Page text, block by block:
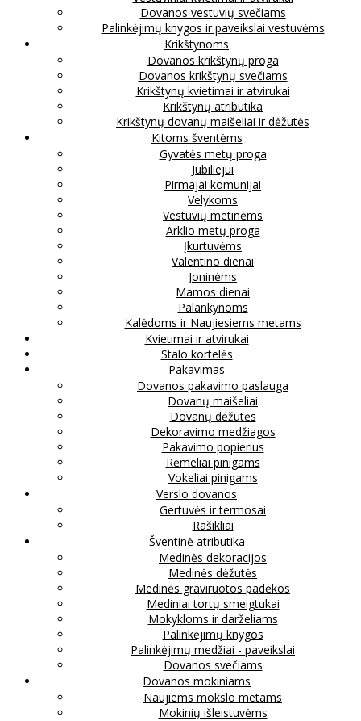
Dovanos vestuvių svečiams
Palinkėjimų knygos ir paveikslai vestuvėms
Krikštynoms
Dovanos krikštynų proga
Dovanos krikštynų svečiams
Krikštynų kvietimai ir atvirukai
Krikštynų atributika
Krikštynų dovanų maišeliai ir dėžutės
Kitoms šventėms
Gyvatės metų proga
Jubiliejui
Pirmajai komunijai
Velykoms
Vestuvių metinėms
Arklio metų proga
Įkurtuvėms
Valentino dienai
Joninėms
Mamos dienai
Palankynoms
Kalėdoms ir Naujiesiems metams
Kvietimai ir atvirukai
Stalo kortelės
Pakavimas
Dovanos pakavimo paslauga
Dovanų maišeliai
Dovanų dėžutės
Dekoravimo medžiagos
Pakavimo popierius
Rėmeliai pinigams
Vokeliai pinigams
Verslo dovanos
Gertuvės ir termosai
Rašikliai
Šventinė atributika
Medinės dekoracijos
Medinės dėžutės
Medinės graviruotos padėkos
Mediniai tortų smeigtukai
Mokykloms ir darželiams
Palinkėjimų knygos
Palinkėjimų medžiai - paveikslai
Dovanos svečiams
Dovanos mokiniams
Naujiems mokslo metams
Mokinių išleistuvėms